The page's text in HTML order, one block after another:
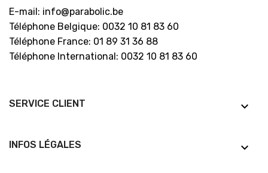
E-mail: info@parabolic.be
Téléphone Belgique: 0032 10 81 83 60
Téléphone France: 01 89 31 36 88
Téléphone International: 0032 10 81 83 60
SERVICE CLIENT keyboard_arrow_down
INFOS LÉGALES keyboard_arrow_down